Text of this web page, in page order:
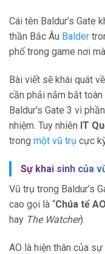
Cái tên Baldur’s Gate
thần Bắc Âu Balder
phố trong game nơi
Bài viết sẽ khái quát
cần phải nắm bắt
Baldur’s Gate 3 vì
nhiệm. Tuy nhiên IT
trong một vũ trụ cực
Sự khai sinh của
Vũ trụ trong Baldur’s
cao gọi là “Chúa tể AO
hay The Watcher).
AO là hiện thân của